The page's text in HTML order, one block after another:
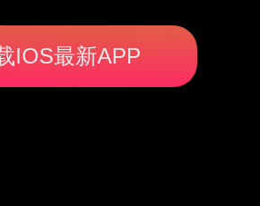
IOS最新APP